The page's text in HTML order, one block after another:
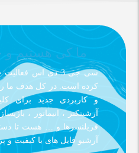
ما کی هستیم و
کرده است. در کل هدف ما
و کاربردی جدید برای
آرشیتکتر ، انیماتور ،
فریلنسرها و … هست تا
آرشیو فایل های با کیفیت و